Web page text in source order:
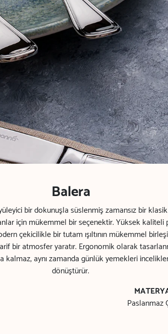
Balera
bir dokunuşla süslenmiş zamansız bir
için mükemmel bir seçenektir. Yüksek
çekicilikle bir tutam ışıltının mükemmel
bir atmosfer yaratır. Ergonomik olarak
kalmaz, aynı zamanda günlük yemekleri
dönüştürür.
Paslanmaz